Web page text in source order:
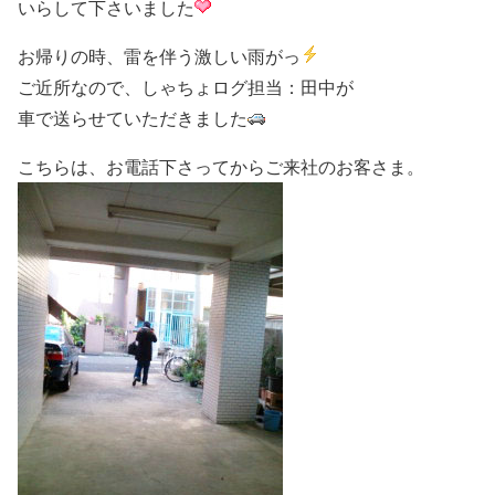
いらして下さいました
お帰りの時、雷を伴う激しい雨がっ
ご近所なので、しゃちょログ担当：田中が
車で送らせていただきました
こちらは、お電話下さってからご来社のお客さま。